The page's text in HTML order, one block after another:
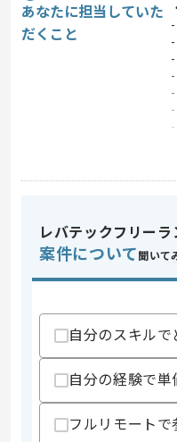
あなたに担当していた
だくこと
スキル
レバテックフリーラ
案件について 聞いて
自分のスキル
自分の経験で
フルリモートで